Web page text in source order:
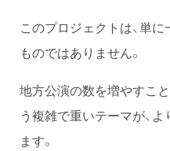
このプロジェクトは、単
ものではありません。
地方公演の数を増やすこ
う複雑で重いテーマが、
ます。